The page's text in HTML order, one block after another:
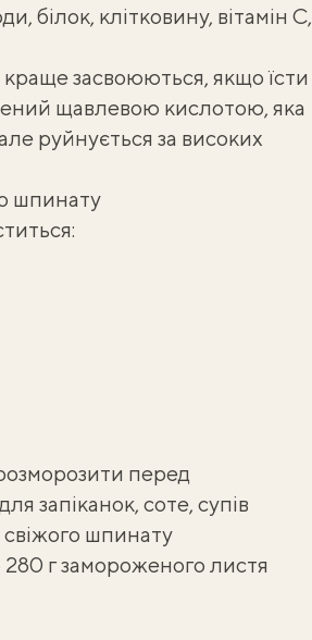
білок, клітковину, вітамін С,
краще засвоюються, якщо їсти
щавлевою кислотою, яка
руйнується за високих
шпинату
перед
запіканок, соте, супів
свіжого шпинату
г замороженого листя